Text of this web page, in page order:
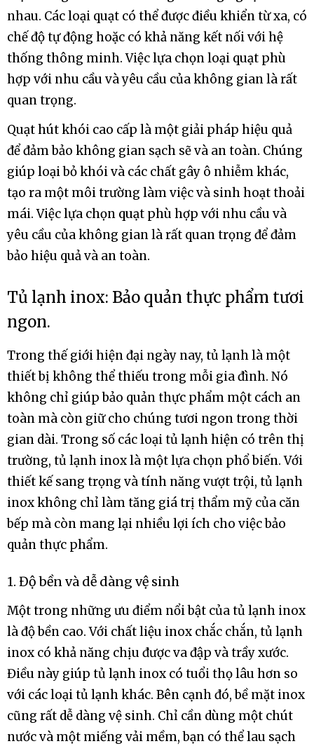
nhau. Các loại quạt có thể được điều khiển từ xa, có
chế độ tự động hoặc có khả năng kết nối với hệ
thống thông minh. Việc lựa chọn loại quạt phù
hợp với nhu cầu và yêu cầu của không gian là rất
quan trọng.
Quạt hút khói cao cấp là một giải pháp hiệu quả
để đảm bảo không gian sạch sẽ và an toàn. Chúng
giúp loại bỏ khói và các chất gây ô nhiễm khác,
tạo ra một môi trường làm việc và sinh hoạt thoải
mái. Việc lựa chọn quạt phù hợp với nhu cầu và
yêu cầu của không gian là rất quan trọng để đảm
bảo hiệu quả và an toàn.
Tủ lạnh inox: Bảo quản thực phẩm tươi
ngon.
Trong thế giới hiện đại ngày nay, tủ lạnh là một
thiết bị không thể thiếu trong mỗi gia đình. Nó
không chỉ giúp bảo quản thực phẩm một cách an
toàn mà còn giữ cho chúng tươi ngon trong thời
gian dài. Trong số các loại tủ lạnh hiện có trên thị
trường, tủ lạnh inox là một lựa chọn phổ biến. Với
thiết kế sang trọng và tính năng vượt trội, tủ lạnh
inox không chỉ làm tăng giá trị thẩm mỹ của căn
bếp mà còn mang lại nhiều lợi ích cho việc bảo
quản thực phẩm.
1. Độ bền và dễ dàng vệ sinh
Một trong những ưu điểm nổi bật của tủ lạnh inox
là độ bền cao. Với chất liệu inox chắc chắn, tủ lạnh
inox có khả năng chịu được va đập và trầy xước.
Điều này giúp tủ lạnh inox có tuổi thọ lâu hơn so
với các loại tủ lạnh khác. Bên cạnh đó, bề mặt inox
cũng rất dễ dàng vệ sinh. Chỉ cần dùng một chút
nước và một miếng vải mềm, bạn có thể lau sạch